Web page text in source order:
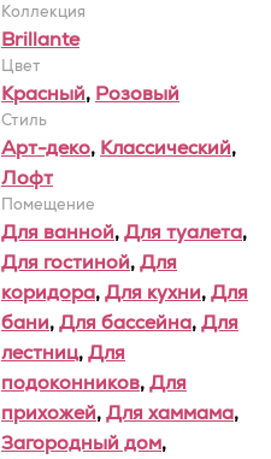
Коллекция
Brillante
Цвет
Красный, Розовый
Стиль
Арт-деко, Классический,
Лофт
Помещение
Для ванной,Для туалета,
Для гостиной,Для
коридора,Для кухни,Для
бани,Для бассейна,Для
лестниц,Для
подоконников,Для
прихожей,Для хаммама,
Загородный дом,